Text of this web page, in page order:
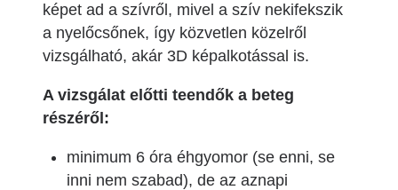
képet ad a szívről, mivel a szív nekifekszik
a nyelőcsőnek, így közvetlen közelről
vizsgálható, akár 3D képalkotással is.
A vizsgálat előtti teendők a beteg
részéről:
minimum 6 óra éhgyomor (se enni, se
inni nem szabad), de az aznapi